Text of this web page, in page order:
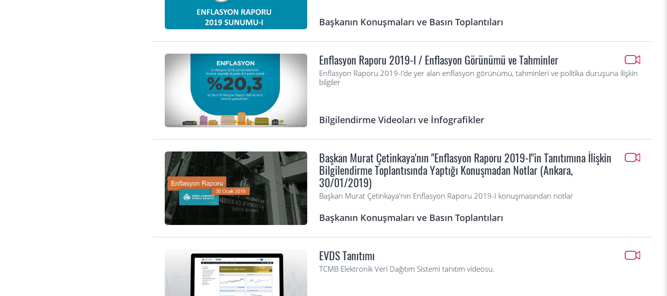
Başkanın Konuşmaları ve Basın Toplantıları
Enflasyon Raporu 2019-I / Enflasyon Görünümü ve Tahminler
Enflasyon Raporu 2019-I'de yer alan enflasyon görünümü, tahminleri ve politika duruşuna ilişkin
bilgiler
Bilgilendirme Videoları ve İnfografikler
Başkan Murat Çetinkaya'nın "Enflasyon Raporu 2019-I"in Tanıtımına İlişkin
Bilgilendirme Toplantısında Yaptığı Konuşmadan Notlar (Ankara,
30/01/2019)
Başkan Murat Çetinkaya'nın Enflasyon Raporu 2019-I konuşmasından notlar
Başkanın Konuşmaları ve Basın Toplantıları
EVDS Tanıtımı
TCMB Elektronik Veri Dağıtım Sistemi tanıtım videosu.